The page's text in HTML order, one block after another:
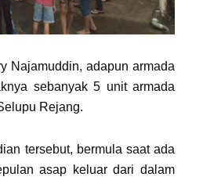
Najamuddin, adapun armada
sebanyak 5 unit armada
Rejang.
tersebut, bermula saat ada
asap keluar dari dalam